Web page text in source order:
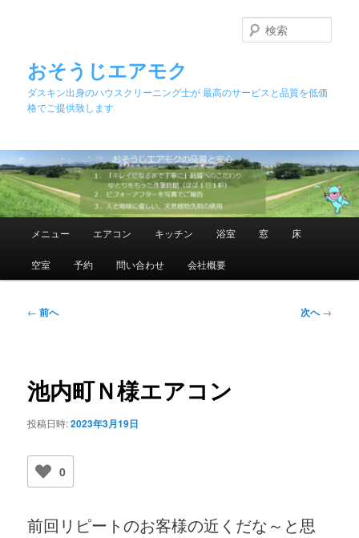
移
動
おそうじエアモク
ダスキン出身のハウスクリーニング士が 最高のサービスと品質を低価
格でご提供致します
索
メ
メニュー エアコン キッチン 浴室 窓 床
空室 予約 問い合わせ 会社概要
投
ゲ
ー
ョ
← 前へ 次へ→
池内町Ｎ様エアコン
投稿日時:2023年3月19日
0
前回リピートのお客様の近くだな～と思